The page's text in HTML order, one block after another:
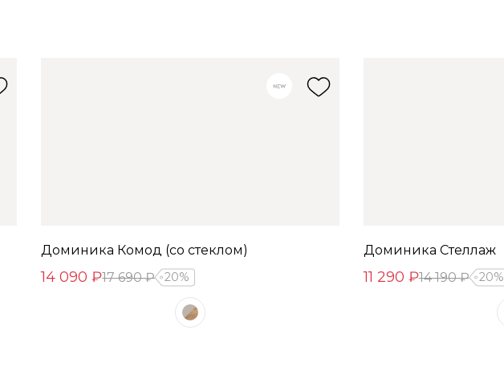
Доминика Комод (со стеклом)
14 090 ₽17 690 ₽ 20%
Доминика Стеллаж
11 290 ₽14 190 ₽ 20%